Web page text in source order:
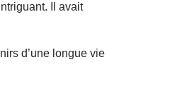
Il avait
d’une longue vie